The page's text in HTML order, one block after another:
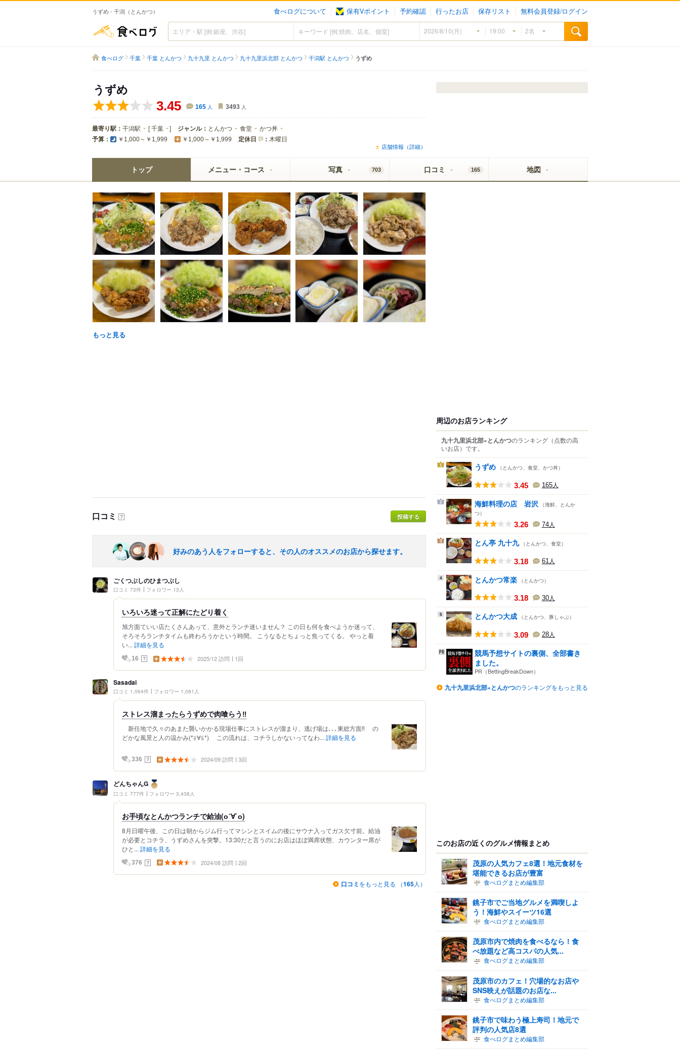
うずめ - 干潟（とんかつ） 食べログについて 保有Vポイント 予約確認 行ったお店 保存リスト 無料会員登録/ログイン
食べログ
食べログ 千葉 千葉 とんかつ 九十九里 とんかつ 九十九里浜北部 とんかつ 干潟駅 とんかつ うずめ
うずめ
3.45 165 人 3493 人
最寄り駅： 干潟駅 [千葉 ] ジャンル： とんかつ 食堂 かつ丼
予算： ￥1,000～￥1,999 ￥1,000～￥1,999 定休日 ： 木曜日
店舗情報（詳細）
トップ メニュー・コース 写真 703 口コミ 165 地図
もっと見る
口コミ ？ 投稿する
好みのあう人をフォローすると、その人のオススメのお店から探せます。
ごくつぶしのひまつぶし
口コミ 73件 フォロワー 13人
いろいろ迷って正解にたどり着く
旭方面ていい店たくさんあって、意外とランチ迷いません？ この日も何を食べようか迷って、
そろそろランチタイムも終わろうかという時間。 こうなるとちょっと焦ってくる。 やっと着
い... 詳細を見る
16 ？ 2025/12 訪問 1回
Sasadai
口コミ 1,064件 フォロワー 1,081人
ストレス溜まったらうずめで肉喰らう‼️
新任地で久々のあまた襲いかかる現場仕事にストレスが溜まり、逃げ場は､､､東総方面‼️ の
どかな風景と人の温かみ(*≧∀≦*) この流れは、コチラしかないってなわ... 詳細を見る
336 ？ 2024/09 訪問 3回
どんちゃんG
口コミ 777件 フォロワー 3,438人
お手頃なとんかつランチで給油(о´∀`о)
8月日曜午後、この日は朝からジム行ってマシンとスイムの後にサウナ入ってガス欠寸前。給油
が必要とコチラ、うずめさんを突撃。13:30だと言うのにお店はほぼ満席状態、カウンター席が
ひと... 詳細を見る
376 ？ 2024/08 訪問 2回
口コミ をもっと見る （165人）
周辺のお店ランキング
九十九里浜北部×とんかつのランキング （点数の高
いお店） です。
1 うずめ （とんかつ、食堂、かつ丼）
3.45 165人
2 海鮮料理の店 岩沢
（海鮮、とんか
つ）
3.26 74人
3 とん亭 九十九 （とんかつ、食堂）
3.18 61人
4 とんかつ常楽 （とんかつ）
3.18 30人
5 とんかつ大成 （とんかつ、豚しゃぶ）
3.09 28人
競馬予想サイトの裏側、全部書き
ました。
PR（BettingBreakDown）
九十九里浜北部×とんかつのランキングをもっと見る
このお店の近くのグルメ情報まとめ
茂原の人気カフェ8選！地元食材を
堪能できるお店が豊富
食べログまとめ編集部
銚子市でご当地グルメを満喫しよ
う！海鮮やスイーツ16選
食べログまとめ編集部
茂原市内で焼肉を食べるなら！食
べ放題など高コスパの人気...
食べログまとめ編集部
茂原市のカフェ！穴場的なお店や
SNS映えが話題のお店な...
食べログまとめ編集部
銚子市で味わう極上寿司！地元で
評判の人気店8選
食べログまとめ編集部